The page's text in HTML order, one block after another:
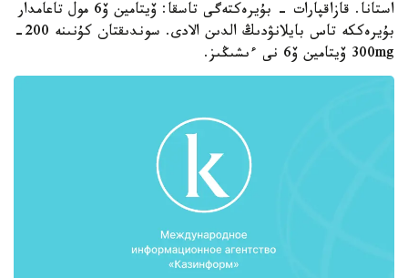
استانا. قازاقپارات - بۇيرەكتەگى تاسقا: ۆيتامين ۆ6 مول تاعامدار
بۇيرەككە تاس بايلانۋدىڭ الدىن الادى. سوندىقتان كۇنىنە 200-
300mg ۆيتامين ۆ6 نى ءىشىڭىز.